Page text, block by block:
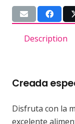
Description
Creada
Disfruta con la
excelente